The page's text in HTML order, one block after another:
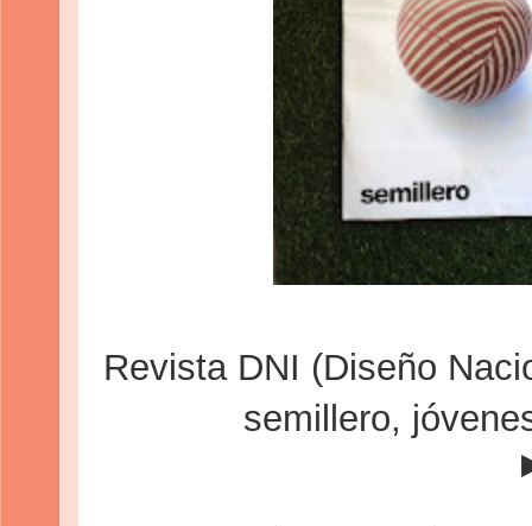
Revista DNI (Diseño
semillero,